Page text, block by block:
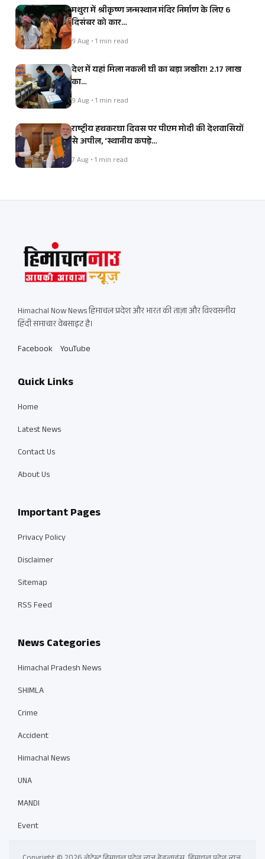
मथुरा में श्रीकृष्ण जन्मस्थान मंदिर निर्माण के लिए 6
दिसंबर को कार…
9 Aug • 1 min read
देश में यहां मिला नकली घी का बड़ा जखीरा! 2.17 लाख
का…
9 Aug • 1 min read
राष्ट्रीय हथकरघा दिवस पर पीएम मोदी की देशवासियों
से अपील, ‘स्थानीय कपड़े…
7 Aug • 1 min read
Himachal Now News हिमाचल प्रदेश और भारत की ताज़ा और विश्वसनीय
हिंदी समाचार वेबसाइट है।
Facebook YouTube
Quick Links
Home
Latest News
Contact Us
About Us
Important Pages
Privacy Policy
Disclaimer
Sitemap
RSS Feed
News Categories
Himachal Pradesh News
SHIMLA
Crime
Accident
Himachal News
UNA
MANDI
Event